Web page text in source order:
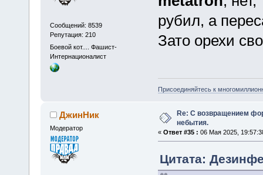
Сообщений: 8539
Репутация: 210
Боевой кот.... Фашист-
Интернационалист
рубил, а
Зато орехи
Присоединяйтесь к
ДжинНик
Модератор
Re: С возвращением
небытия.
« Ответ #35 : 06 Мая 2025,
Цитата: